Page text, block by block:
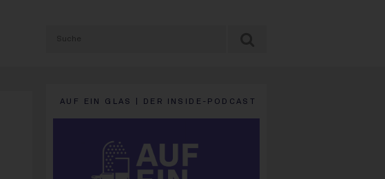
AUF EIN GLAS | DER INSIDE-PODCAST